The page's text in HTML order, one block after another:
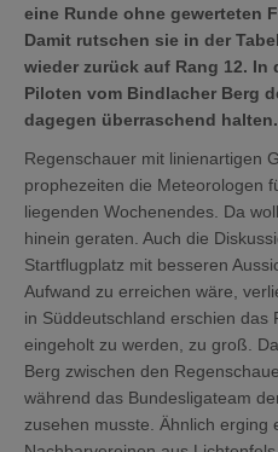
eine Runde ohne gewerteten
Damit rutschen sie in der
wieder zurück auf Rang 12. In
Piloten vom Bindlacher Berg
dagegen überraschend halten.
Regenschauer mit linienartigen
prophezeiten die Meteorologen
liegenden Wochenendes. Da
hinein geraten. Auch die
Startflugplatz mit besseren
Aufwand zu erreichen wäre,
in Süddeutschland erschien das
eingeholt zu werden, zu groß.
Berg zwischen den
während das Bundesligateam
zusehen musste. Ähnlich erging